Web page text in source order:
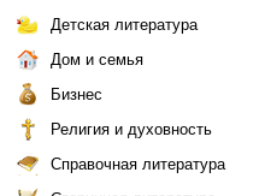
Детская литература
Дом и семья
Бизнес
Религия и духовность
Справочная литература